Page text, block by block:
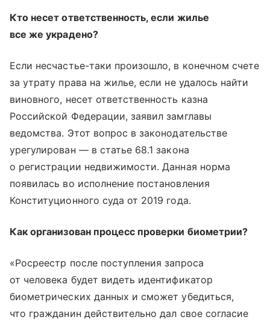
Кто несет ответственность, если жилье
все же украдено?
Если несчастье-таки произошло, в конечном счете
за утрату права на жилье, если не удалось найти
виновного, несет ответственность казна
Российской Федерации, заявил замглавы
ведомства. Этот вопрос в законодательстве
урегулирован — в статье 68.1 закона
о регистрации недвижимости. Данная норма
появилась во исполнение постановления
Конституционного суда от 2019 года.
Как организован процесс проверки биометрии?
«Росреестр после поступления запроса
от человека будет видеть идентификатор
биометрических данных и сможет убедиться,
что гражданин действительно дал свое согласие